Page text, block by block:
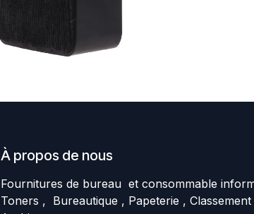
À propos de nous
Fournitures de bureau et consommable
Toners , Bureautique , Papeterie , Classement